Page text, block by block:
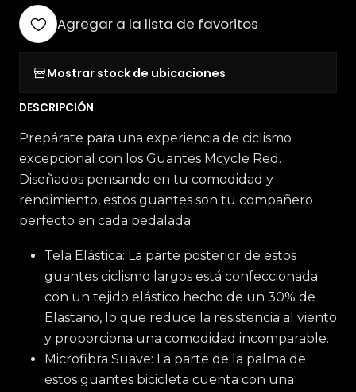
Agregar a la lista de favoritos
Mostrar stock de ubicaciones
DESCRIPCIÓN
Prepárate para una experiencia de ciclismo
excepcional con los Guantes Mcycle Red.
Diseñados pensando en tu comodidad y
rendimiento, estos guantes son tu compañero
perfecto en cada pedalada
Tela Elástica: La parte posterior de estos
guantes ciclismo largos está confeccionada
con un tejido elástico hecho de un 30% de
Elastano, lo que reduce la resistencia al viento
y proporciona una comodidad incomparable.
Microfibra Suave: La parte de la palma de
estos guantes bicicleta cuenta con una